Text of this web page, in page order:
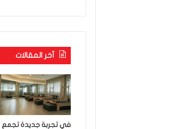
آخر المقالات
في تجربة جديدة تجمع